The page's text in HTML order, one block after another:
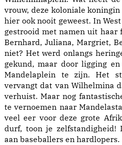
vrouw, deze koloniale koningin
hier ook nooit geweest. In
gestrooid met namen uit haar
Bernhard, Juliana, Margriet,
niet? Het werd onlangs
gekund, maar door ligging
Mandelaplein te zijn. Het
vervangt dat van Wilhelmina
verhuist. Maar nog
te vernoemen naar
veel eer voor deze grote
durf, toon je
aan baseballers en hardlopers.